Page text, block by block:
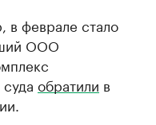
в феврале стало
ООО
обратили в